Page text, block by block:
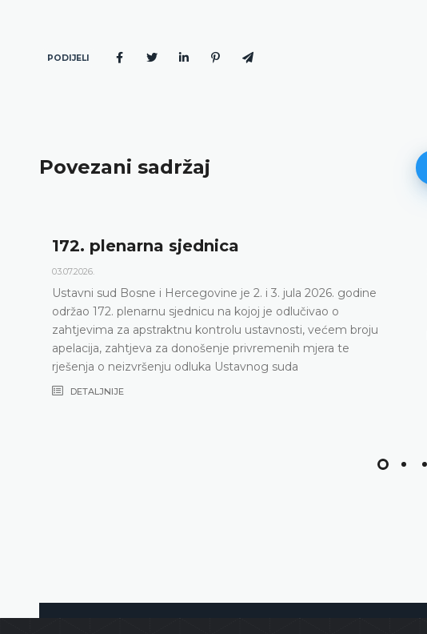
PODIJELI
Povezani sadržaj
172. plenarna sjednica
03.07.2026.
Ustavni sud Bosne i Hercegovine je 2. i 3. jula 2026. godine
održao 172. plenarnu sjednicu na kojoj je odlučivao o
zahtjevima za apstraktnu kontrolu ustavnosti, većem broju
apelacija, zahtjeva za donošenje privremenih mjera te
rješenja o neizvršenju odluka Ustavnog suda
DETALJNIJE